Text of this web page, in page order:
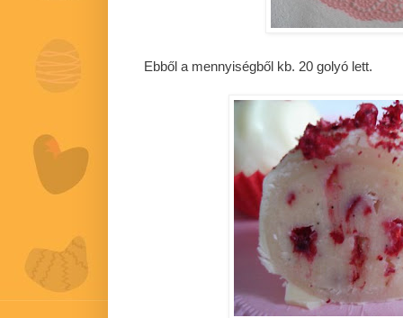
Ebből a mennyiségből kb. 20 golyó lett.